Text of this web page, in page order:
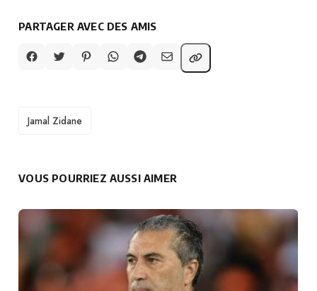
PARTAGER AVEC DES AMIS
TAGS
Jamal Zidane
VOUS POURRIEZ AUSSI AIMER